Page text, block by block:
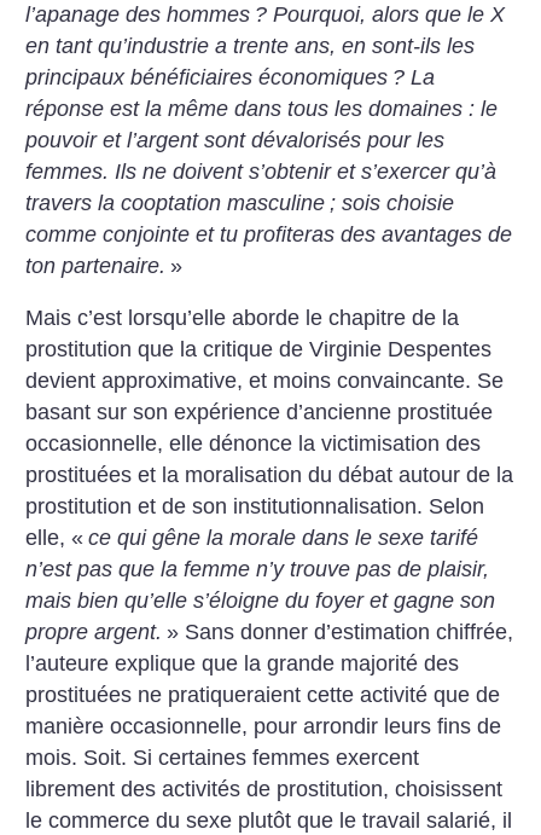
l’apanage des hommes ? Pourquoi, alors que le X
en tant qu’industrie a trente ans, en sont-ils les
principaux bénéficiaires économiques ? La
réponse est la même dans tous les domaines : le
pouvoir et l’argent sont dévalorisés pour les
femmes. Ils ne doivent s’obtenir et s’exercer qu’à
travers la cooptation masculine ; sois choisie
comme conjointe et tu profiteras des avantages de
ton partenaire. »
Mais c’est lorsqu’elle aborde le chapitre de la
prostitution que la critique de Virginie Despentes
devient approximative, et moins convaincante. Se
basant sur son expérience d’ancienne prostituée
occasionnelle, elle dénonce la victimisation des
prostituées et la moralisation du débat autour de la
prostitution et de son institutionnalisation. Selon
elle, « ce qui gêne la morale dans le sexe tarifé
n’est pas que la femme n’y trouve pas de plaisir,
mais bien qu’elle s’éloigne du foyer et gagne son
propre argent. » Sans donner d’estimation chiffrée,
l’auteure explique que la grande majorité des
prostituées ne pratiqueraient cette activité que de
manière occasionnelle, pour arrondir leurs fins de
mois. Soit. Si certaines femmes exercent
librement des activités de prostitution, choisissent
le commerce du sexe plutôt que le travail salarié, il